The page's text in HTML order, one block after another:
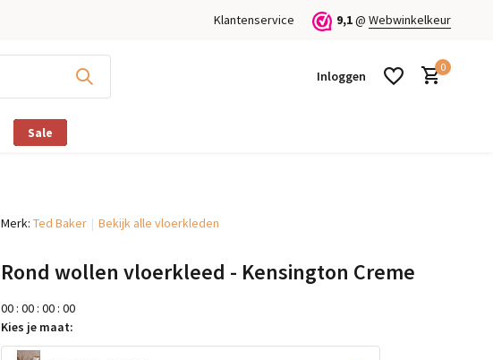
Klantenservice 9,1@ Webwinkelkeur
Inloggen
0
Sale
Merk: Ted Baker Bekijk alle vloerkleden
Rond wollen vloerkleed - Kensington Creme
00: 00: 00: 00
Kies je maat: